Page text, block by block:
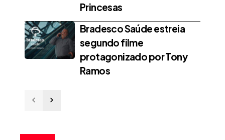
Princesas
Bradesco Saúde estreia
segundo filme
protagonizado por Tony
Ramos